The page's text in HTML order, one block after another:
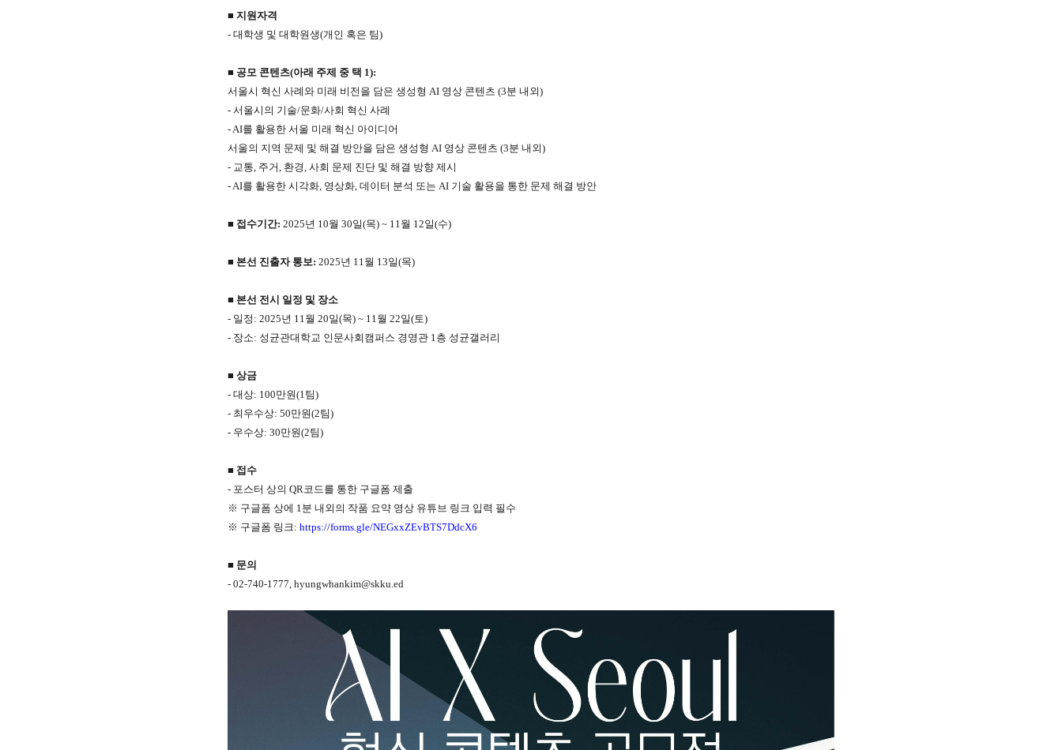
■ 지원자격
- 대학생 및 대학원생(개인 혹은 팀)
■ 공모 콘텐츠(아래 주제 중 택 1):
서울시 혁신 사례와 미래 비전을 담은 생성형 AI 영상 콘텐츠 (3분 내외)
- 서울시의 기술/문화/사회 혁신 사례
- AI를 활용한 서울 미래 혁신 아이디어
서울의 지역 문제 및 해결 방안을 담은 생성형 AI 영상 콘텐츠 (3분 내외)
- 교통, 주거, 환경, 사회 문제 진단 및 해결 방향 제시
- AI를 활용한 시각화, 영상화, 데이터 분석 또는 AI 기술 활용을 통한 문제 해결 방안
■ 접수기간: 2025년 10월 30일(목) ~ 11월 12일(수)
■ 본선 진출자 통보: 2025년 11월 13일(목)
■ 본선 전시 일정 및 장소
- 일정: 2025년 11월 20일(목) ~ 11월 22일(토)
- 장소: 성균관대학교 인문사회캠퍼스 경영관 1층 성균갤러리
■ 상금
- 대상: 100만원(1팀)
- 최우수상: 50만원(2팀)
- 우수상: 30만원(2팀)
■ 접수
- 포스터 상의 QR코드를 통한 구글폼 제출
※ 구글폼 상에 1분 내외의 작품 요약 영상 유튜브 링크 입력 필수
※ 구글폼 링크: https://forms.gle/NEGxxZEvBTS7DdcX6
■ 문의
- 02-740-1777, hyungwhankim@skku.ed